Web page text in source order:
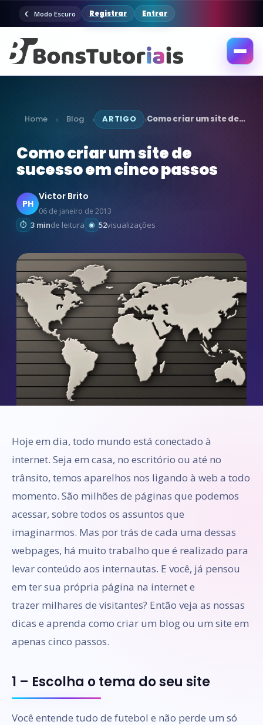
Modo Escuro Registrar Entrar
Abrir
Home › Blog › ARTIGO ›Como criar um site de…
Como criar um site de
sucesso em cinco passos
PH
Victor Brito
06 de janeiro de 2013
3 minde leitura 52visualizações
Hoje em dia, todo mundo está conectado à
internet. Seja em casa, no escritório ou até no
trânsito, temos aparelhos nos ligando à web a todo
momento. São milhões de páginas que podemos
acessar, sobre todos os assuntos que
imaginarmos. Mas por trás de cada uma dessas
webpages, há muito trabalho que é realizado para
levar conteúdo aos internautas. E você, já pensou
em ter sua própria página na internet e
trazer milhares de visitantes? Então veja as nossas
dicas e aprenda como criar um blog ou um site em
apenas cinco passos.
1 – Escolha o tema do seu site
Você entende tudo de futebol e não perde um só